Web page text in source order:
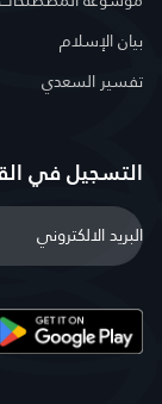
بيان الإسلام
تفسير السعدي
التسجيل في